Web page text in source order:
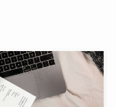
ューヨークで
、ニューヨーク
たらちょうどい